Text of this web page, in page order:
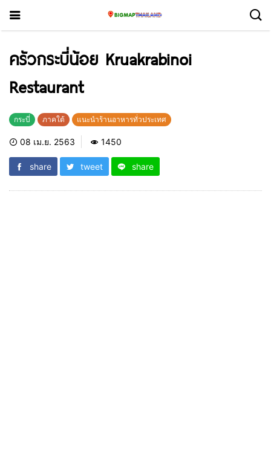
ครัวกระบี่น้อย Kruakrabinoi
Restaurant
กระบี่ ภาคใต้ แนะนำร้านอาหารทั่วประเทศ
08 เม.ย. 2563 1450
share tweet share